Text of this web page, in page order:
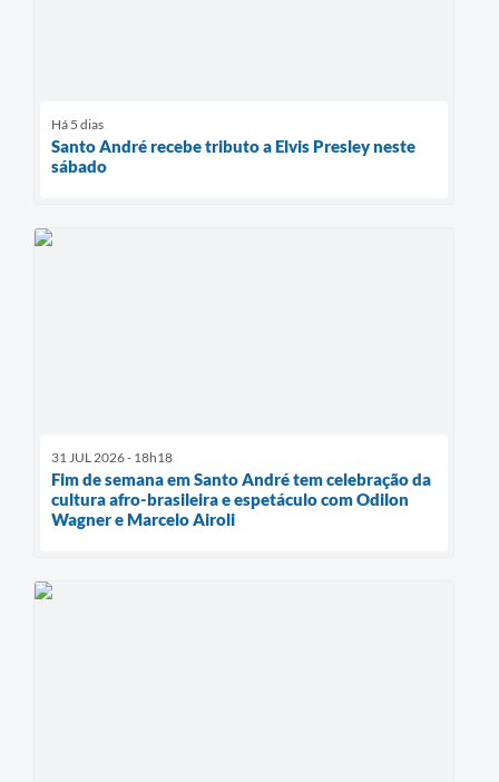
Há 5 dias
Santo André recebe tributo a Elvis Presley neste
sábado
31 JUL 2026 - 18h18
Fim de semana em Santo André tem celebração da
cultura afro-brasileira e espetáculo com Odilon
Wagner e Marcelo Airoli